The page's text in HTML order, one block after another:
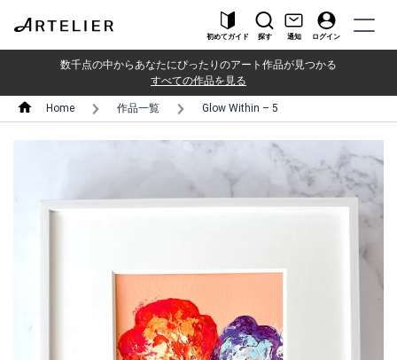
初めてガイド 探す 通知 ログイン
数千点の中からあなたにぴったりのアート作品が見つかる
すべての作品を見る
Home 作品一覧 Glow Within – 5